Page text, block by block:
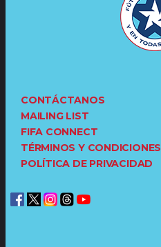
CONTÁCTANOS
MAILING LIST
FIFA CONNECT
TÉRMINOS Y CONDICIONES
POLÍTICA DE PRIVACIDAD